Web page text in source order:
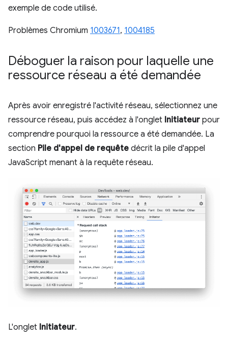
exemple de code utilisé.
Problèmes Chromium 1003671, 1004185
Déboguer la raison pour laquelle une
ressource réseau a été demandée
Après avoir enregistré l'activité réseau, sélectionnez une
ressource réseau, puis accédez à l'onglet Initiateur pour
comprendre pourquoi la ressource a été demandée. La
section Pile d'appel de requête décrit la pile d'appel
JavaScript menant à la requête réseau.
L'onglet Initiateur.